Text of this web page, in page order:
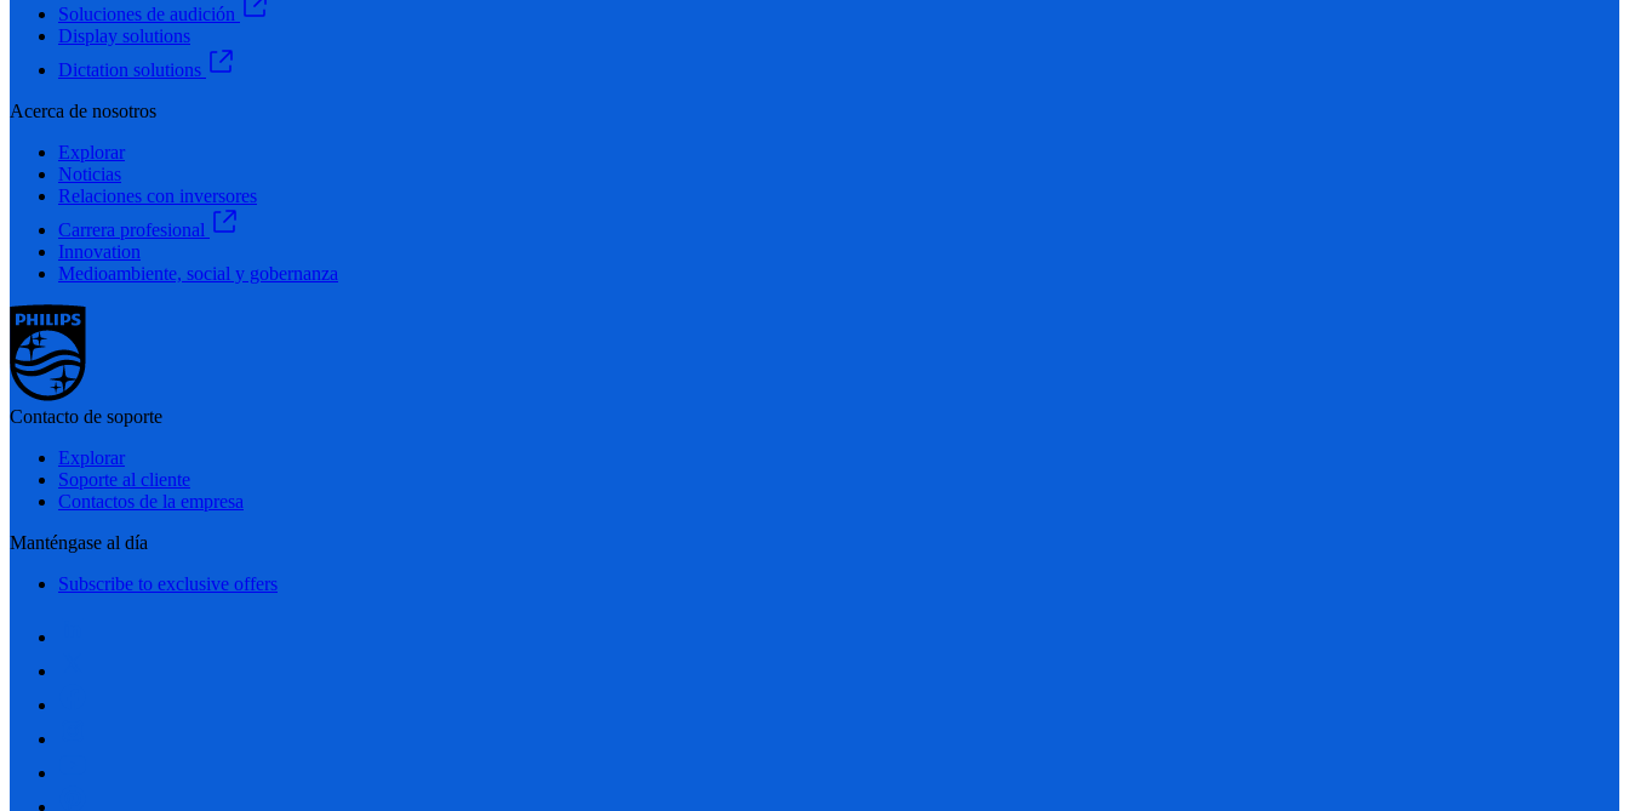
Soluciones de audición
Display solutions
Dictation solutions
Acerca de nosotros
Explorar
Noticias
Relaciones con inversores
Carrera profesional
Innovation
Medioambiente, social y gobernanza
Contacto de soporte
Explorar
Soporte al cliente
Contactos de la empresa
Manténgase al día
Subscribe to exclusive offers